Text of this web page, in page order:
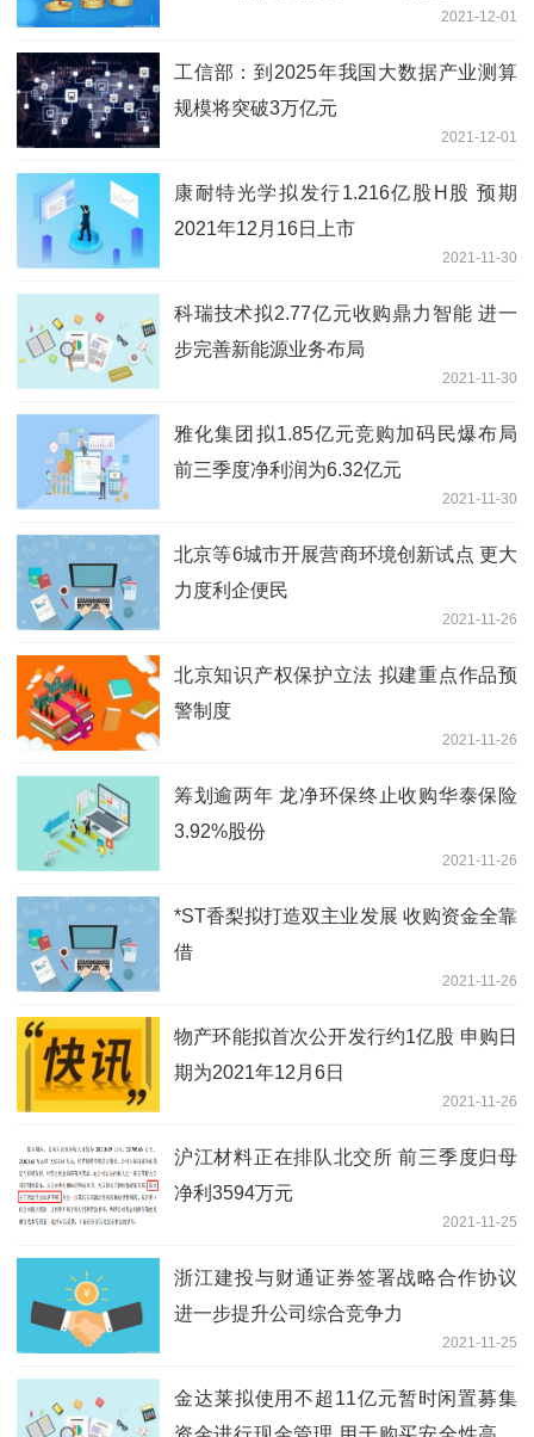
2021-12-01
工信部：到2025年我国大数据产业测算
规模将突破3万亿元
2021-12-01
康耐特光学拟发行1.216亿股H股 预期
2021年12月16日上市
2021-11-30
科瑞技术拟2.77亿元收购鼎力智能 进一
步完善新能源业务布局
2021-11-30
雅化集团拟1.85亿元竞购加码民爆布局
前三季度净利润为6.32亿元
2021-11-30
北京等6城市开展营商环境创新试点 更大
力度利企便民
2021-11-26
北京知识产权保护立法 拟建重点作品预
警制度
2021-11-26
筹划逾两年 龙净环保终止收购华泰保险
3.92%股份
2021-11-26
*ST香梨拟打造双主业发展 收购资金全靠
借
2021-11-26
物产环能拟首次公开发行约1亿股 申购日
期为2021年12月6日
2021-11-26
沪江材料正在排队北交所 前三季度归母
净利3594万元
2021-11-25
浙江建投与财通证券签署战略合作协议
进一步提升公司综合竞争力
2021-11-25
金达莱拟使用不超11亿元暂时闲置募集